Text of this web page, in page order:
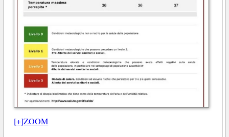
[+]ZOOM